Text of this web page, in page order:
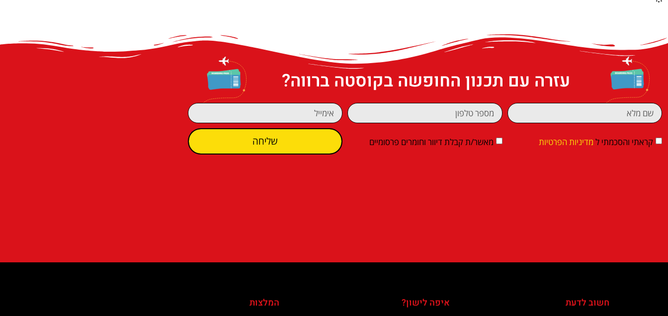
עזרה עם תכנון החופשה בקוסטה ברווה?
קראתי והסכמתי ל מדיניות הפרטיות מאשר/ת קבלת דיוור וחומרים פרסומיים שליחה
חשוב לדעת
איפה לישון?
המלצות